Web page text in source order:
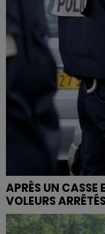
APRÈS UN CASSE
VOLEURS